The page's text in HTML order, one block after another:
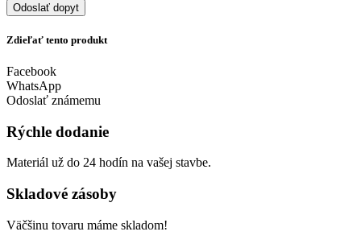
Odoslať dopyt
Zdieľať tento produkt
Facebook
WhatsApp
Odoslať známemu
Rýchle dodanie
Materiál už do 24 hodín na vašej stavbe.
Skladové zásoby
Väčšinu tovaru máme skladom!